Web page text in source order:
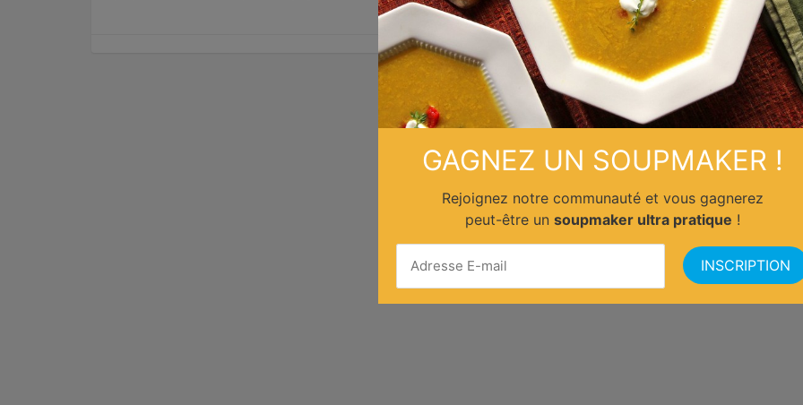
GAGNEZ UN SOUPMAKER !
Rejoignez notre communauté et vous gagnerez
peut-être un soupmaker ultra pratique !